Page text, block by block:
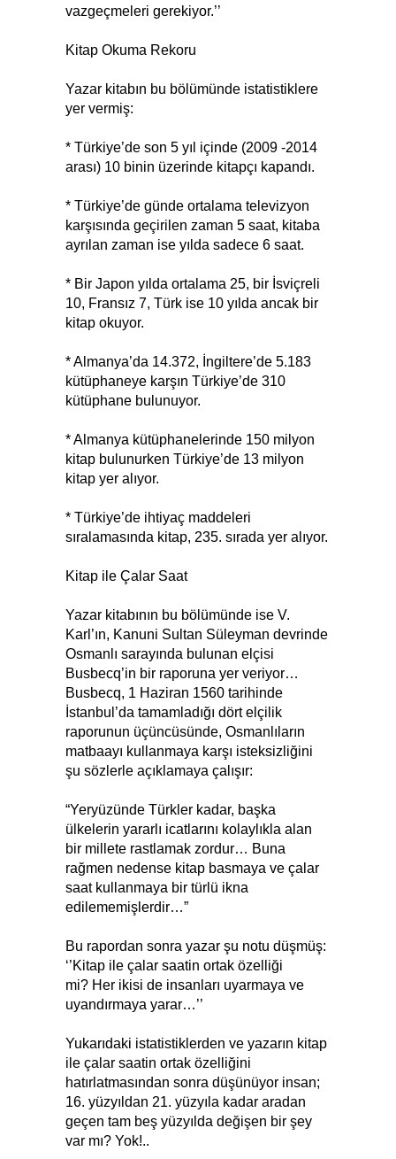
vazgeçmeleri gerekiyor.’’
Kitap Okuma Rekoru
Yazar kitabın bu bölümünde istatistiklere
yer vermiş:
* Türkiye’de son 5 yıl içinde (2009 -2014
arası) 10 binin üzerinde kitapçı kapandı.
* Türkiye’de günde ortalama televizyon
karşısında geçirilen zaman 5 saat, kitaba
ayrılan zaman ise yılda sadece 6 saat.
* Bir Japon yılda ortalama 25, bir İsviçreli
10, Fransız 7, Türk ise 10 yılda ancak bir
kitap okuyor.
* Almanya’da 14.372, İngiltere’de 5.183
kütüphaneye karşın Türkiye’de 310
kütüphane bulunuyor.
* Almanya kütüphanelerinde 150 milyon
kitap bulunurken Türkiye’de 13 milyon
kitap yer alıyor.
* Türkiye’de ihtiyaç maddeleri
sıralamasında kitap, 235. sırada yer alıyor.
Kitap ile Çalar Saat
Yazar kitabının bu bölümünde ise V.
Karl’ın, Kanuni Sultan Süleyman devrinde
Osmanlı sarayında bulunan elçisi
Busbecq’in bir raporuna yer veriyor…
Busbecq, 1 Haziran 1560 tarihinde
İstanbul’da tamamladığı dört elçilik
raporunun üçüncüsünde, Osmanlıların
matbaayı kullanmaya karşı isteksizliğini
şu sözlerle açıklamaya çalışır:
“Yeryüzünde Türkler kadar, başka
ülkelerin yararlı icatlarını kolaylıkla alan
bir millete rastlamak zordur… Buna
rağmen nedense kitap basmaya ve çalar
saat kullanmaya bir türlü ikna
edilememişlerdir…”
Bu rapordan sonra yazar şu notu düşmüş:
‘’Kitap ile çalar saatin ortak özelliği
mi? Her ikisi de insanları uyarmaya ve
uyandırmaya yarar…’’
Yukarıdaki istatistiklerden ve yazarın kitap
ile çalar saatin ortak özelliğini
hatırlatmasından sonra düşünüyor insan;
16. yüzyıldan 21. yüzyıla kadar aradan
geçen tam beş yüzyılda değişen bir şey
var mı? Yok!..